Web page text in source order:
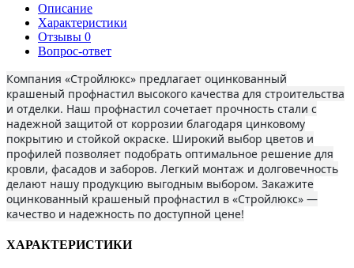
Описание
Характеристики
Отзывы 0
Вопрос-ответ
Компания «Стройлюкс» предлагает оцинкованный
крашеный профнастил высокого качества для строительства
и отделки. Наш профнастил сочетает прочность стали с
надежной защитой от коррозии благодаря цинковому
покрытию и стойкой окраске. Широкий выбор цветов и
профилей позволяет подобрать оптимальное решение для
кровли, фасадов и заборов. Легкий монтаж и долговечность
делают нашу продукцию выгодным выбором. Закажите
оцинкованный крашеный профнастил в «Стройлюкс» —
качество и надежность по доступной цене!
ХАРАКТЕРИСТИКИ